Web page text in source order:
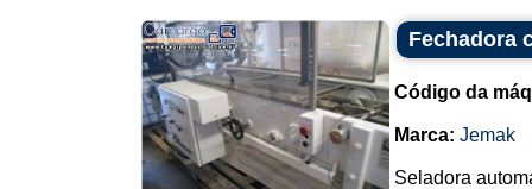
Fechadora
Código da
Marca: Jemak
Seladora